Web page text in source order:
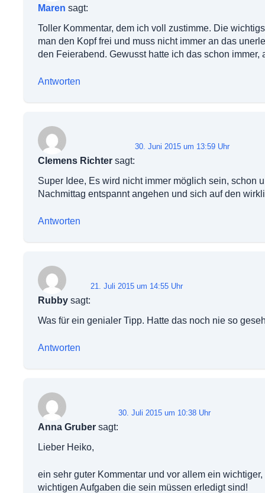
Maren sagt:
Toller Kommentar, dem ich voll zustimme. Die
man den Kopf frei und muss nicht immer an das
den Feierabend. Gewusst hatte ich das schon
Antworten
Clemens Richter sagt:
30. Juni 2015 um 13:59 Uhr
Super Idee, Es wird nicht immer möglich sein, schon
Nachmittag entspannt angehen und sich auf den
Antworten
Rubby sagt:
21. Juli 2015 um 14:55 Uhr
Was für ein genialer Tipp. Hatte das noch nie so
Antworten
Anna Gruber sagt:
30. Juli 2015 um 10:38 Uhr
Lieber Heiko,
ein sehr guter Kommentar und vor allem ein
wichtigen Aufgaben die sein müssen erledigt sind!